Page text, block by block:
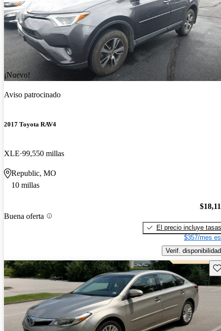
¡Nuevo!
Aviso patrocinado
2017 Toyota RAV4
XLE 99,550 millas
Republic, MO
10 millas
Buena oferta
El precio incluye tasas
$357/mes
Verif. disponibilidad